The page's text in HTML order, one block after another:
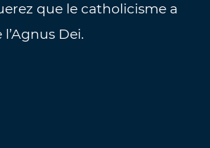
que le catholicisme a
Dei.